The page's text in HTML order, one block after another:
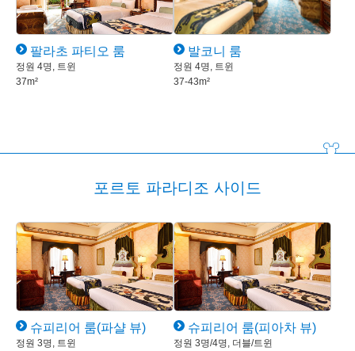
팔라초 파티오 룸
정원 4명, 트윈
37m²
발코니 룸
정원 4명, 트윈
37-43m²
포르토 파라디조 사이드
슈피리어 룸(파샬 뷰)
정원 3명, 트윈
슈피리어 룸(피아차 뷰)
정원 3명/4명, 더블/트윈